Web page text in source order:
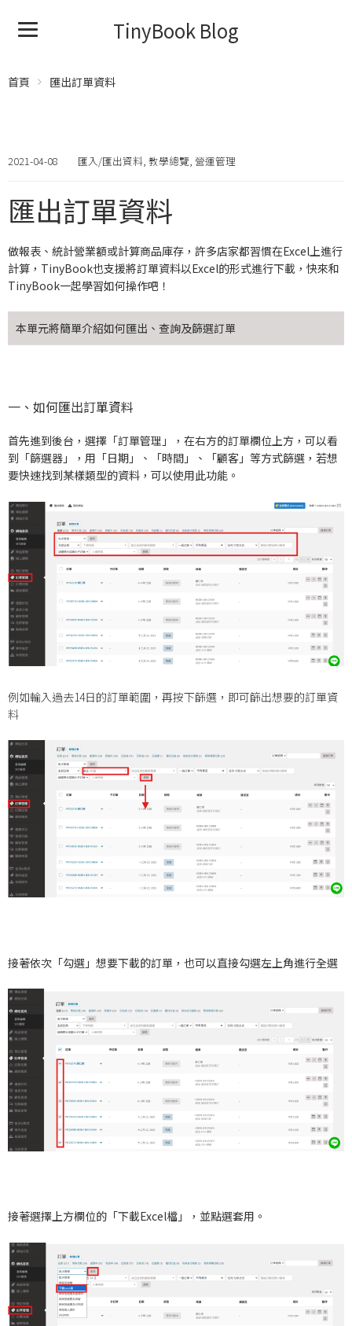
TinyBook Blog
首頁 匯出訂單資料
2021-04-08 匯入/匯出資料, 教學總覽, 營運管理
匯出訂單資料
做報表、統計營業額或計算商品庫存，許多店家都習慣在Excel上進行
計算，TinyBook也支援將訂單資料以Excel的形式進行下載，快來和
TinyBook一起學習如何操作吧！
本單元將簡單介紹如何匯出、查詢及篩選訂單
一、如何匯出訂單資料
首先進到後台，選擇「訂單管理」，在右方的訂單欄位上方，可以看
到「篩選器」，用「日期」、「時間」、「顧客」等方式篩選，若想
要快速找到某樣類型的資料，可以使用此功能。
例如輸入過去14日的訂單範圍，再按下篩選，即可篩出想要的訂單資
料
接著依次「勾選」想要下載的訂單，也可以直接勾選左上角進行全選
接著選擇上方欄位的「下載Excel檔」，並點選套用。